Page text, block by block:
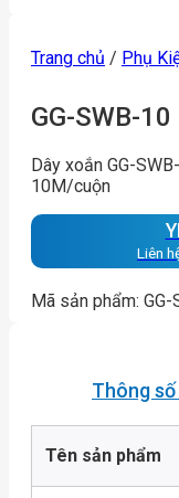
Trang chủ / Phụ
GG-SWB-10
Dây xoắn GG-
10M/cuộn
Liên
Mã sản phẩm: GG-
Thông
Tên sản phẩm